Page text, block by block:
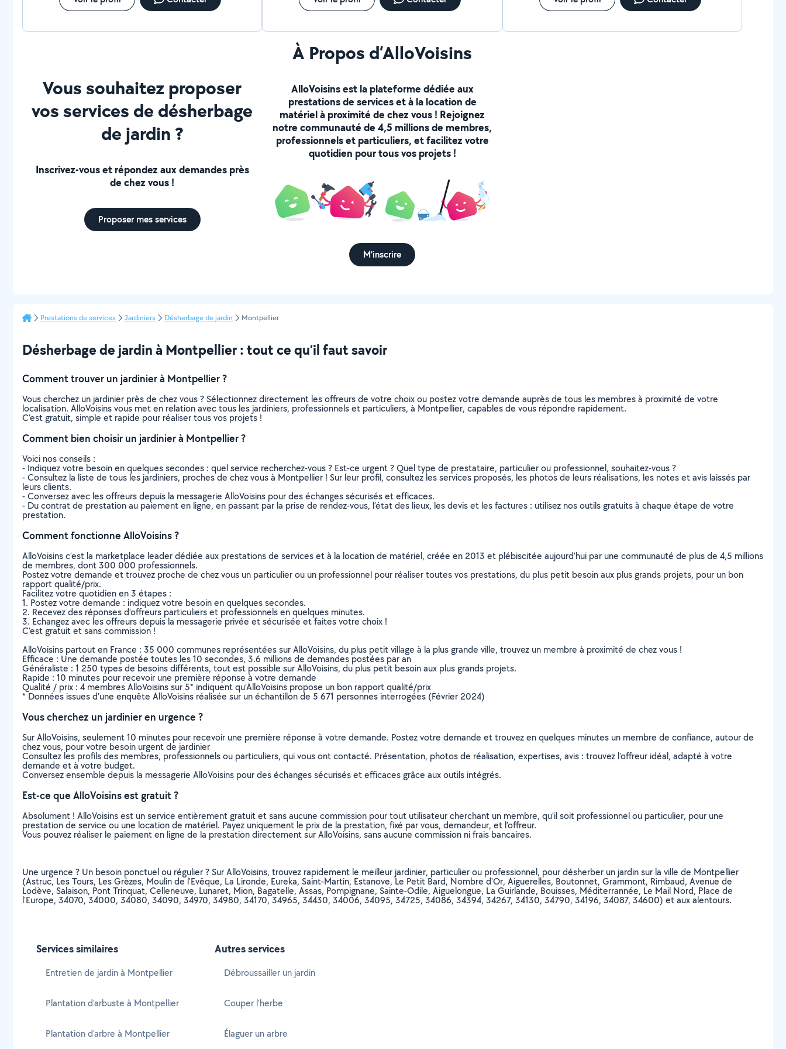
Vous souhaitez proposer
vos services de désherbage
de jardin ?
Inscrivez-vous et répondez aux demandes près
de chez vous !
Proposer mes services
À Propos d’AlloVoisins
AlloVoisins est la plateforme dédiée aux
prestations de services et à la location de
matériel à proximité de chez vous ! Rejoignez
notre communauté de 4,5 millions de membres,
professionnels et particuliers, et facilitez votre
quotidien pour tous vos projets !
M'inscrire
Prestations de services Jardiniers Désherbage de jardin Montpellier
Désherbage de jardin à Montpellier : tout ce qu’il faut savoir
Comment trouver un jardinier à Montpellier ?
Vous cherchez un jardinier près de chez vous ? Sélectionnez directement les offreurs de votre choix ou postez votre demande auprès de tous les membres à proximité de votre
localisation. AlloVoisins vous met en relation avec tous les jardiniers, professionnels et particuliers, à Montpellier, capables de vous répondre rapidement.
C’est gratuit, simple et rapide pour réaliser tous vos projets !
Comment bien choisir un jardinier à Montpellier ?
Voici nos conseils :
- Indiquez votre besoin en quelques secondes : quel service recherchez-vous ? Est-ce urgent ? Quel type de prestataire, particulier ou professionnel, souhaitez-vous ?
- Consultez la liste de tous les jardiniers, proches de chez vous à Montpellier ! Sur leur profil, consultez les services proposés, les photos de leurs réalisations, les notes et avis laissés par
leurs clients.
- Conversez avec les offreurs depuis la messagerie AlloVoisins pour des échanges sécurisés et efficaces.
- Du contrat de prestation au paiement en ligne, en passant par la prise de rendez-vous, l’état des lieux, les devis et les factures : utilisez nos outils gratuits à chaque étape de votre
prestation.
Comment fonctionne AlloVoisins ?
AlloVoisins c’est la marketplace leader dédiée aux prestations de services et à la location de matériel, créée en 2013 et plébiscitée aujourd’hui par une communauté de plus de 4,5 millions
de membres, dont 300 000 professionnels.
Postez votre demande et trouvez proche de chez vous un particulier ou un professionnel pour réaliser toutes vos prestations, du plus petit besoin aux plus grands projets, pour un bon
rapport qualité/prix.
Facilitez votre quotidien en 3 étapes :
1. Postez votre demande : indiquez votre besoin en quelques secondes.
2. Recevez des réponses d’offreurs particuliers et professionnels en quelques minutes.
3. Echangez avec les offreurs depuis la messagerie privée et sécurisée et faites votre choix !
C’est gratuit et sans commission !
AlloVoisins partout en France : 35 000 communes représentées sur AlloVoisins, du plus petit village à la plus grande ville, trouvez un membre à proximité de chez vous !
Efficace : Une demande postée toutes les 10 secondes, 3.6 millions de demandes postées par an
Généraliste : 1 250 types de besoins différents, tout est possible sur AlloVoisins, du plus petit besoin aux plus grands projets.
Rapide : 10 minutes pour recevoir une première réponse à votre demande
Qualité / prix : 4 membres AlloVoisins sur 5* indiquent qu’AlloVoisins propose un bon rapport qualité/prix
* Données issues d’une enquête AlloVoisins réalisée sur un échantillon de 5 671 personnes interrogées (Février 2024)
Vous cherchez un jardinier en urgence ?
Sur AlloVoisins, seulement 10 minutes pour recevoir une première réponse à votre demande. Postez votre demande et trouvez en quelques minutes un membre de confiance, autour de
chez vous, pour votre besoin urgent de jardinier
Consultez les profils des membres, professionnels ou particuliers, qui vous ont contacté. Présentation, photos de réalisation, expertises, avis : trouvez l'offreur idéal, adapté à votre
demande et à votre budget.
Conversez ensemble depuis la messagerie AlloVoisins pour des échanges sécurisés et efficaces grâce aux outils intégrés.
Est-ce que AlloVoisins est gratuit ?
Absolument ! AlloVoisins est un service entièrement gratuit et sans aucune commission pour tout utilisateur cherchant un membre, qu’il soit professionnel ou particulier, pour une
prestation de service ou une location de matériel. Payez uniquement le prix de la prestation, fixé par vous, demandeur, et l’offreur.
Vous pouvez réaliser le paiement en ligne de la prestation directement sur AlloVoisins, sans aucune commission ni frais bancaires.
Une urgence ? Un besoin ponctuel ou régulier ? Sur AlloVoisins, trouvez rapidement le meilleur jardinier, particulier ou professionnel, pour désherber un jardin sur la ville de Montpellier
(Astruc, Les Tours, Les Grèzes, Moulin de l'Evêque, La Lironde, Eureka, Saint-Martin, Estanove, Le Petit Bard, Nombre d'Or, Aiguerelles, Boutonnet, Grammont, Rimbaud, Avenue de
Lodève, Salaison, Pont Trinquat, Celleneuve, Lunaret, Mion, Bagatelle, Assas, Pompignane, Sainte-Odile, Aiguelongue, La Guirlande, Bouisses, Méditerrannée, Le Mail Nord, Place de
l'Europe, 34070, 34000, 34080, 34090, 34970, 34980, 34170, 34965, 34430, 34006, 34095, 34725, 34086, 34394, 34267, 34130, 34790, 34196, 34087, 34600) et aux alentours.
Services similaires
Entretien de jardin à Montpellier
Plantation d'arbuste à Montpellier
Plantation d'arbre à Montpellier
Autres services
Débroussailler un jardin
Couper l'herbe
Élaguer un arbre